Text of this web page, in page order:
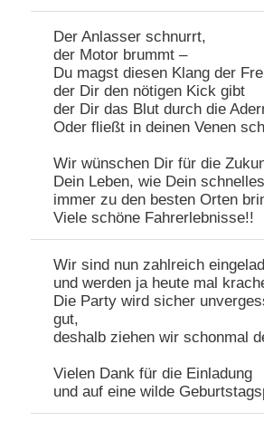
Der Anlasser schnurrt,
der Motor brummt –
Du magst diesen Klang der
der Dir den nötigen Kick gibt
der Dir das Blut durch die
Oder fließt in deinen Venen
Wir wünschen Dir für die
Dein Leben, wie Dein
immer zu den besten Orten
Viele schöne Fahrerlebnisse!!
Wir sind nun zahlreich
und werden ja heute mal
Die Party wird sicher
gut,
deshalb ziehen wir schonmal
Vielen Dank für die Einladung
und auf eine wilde